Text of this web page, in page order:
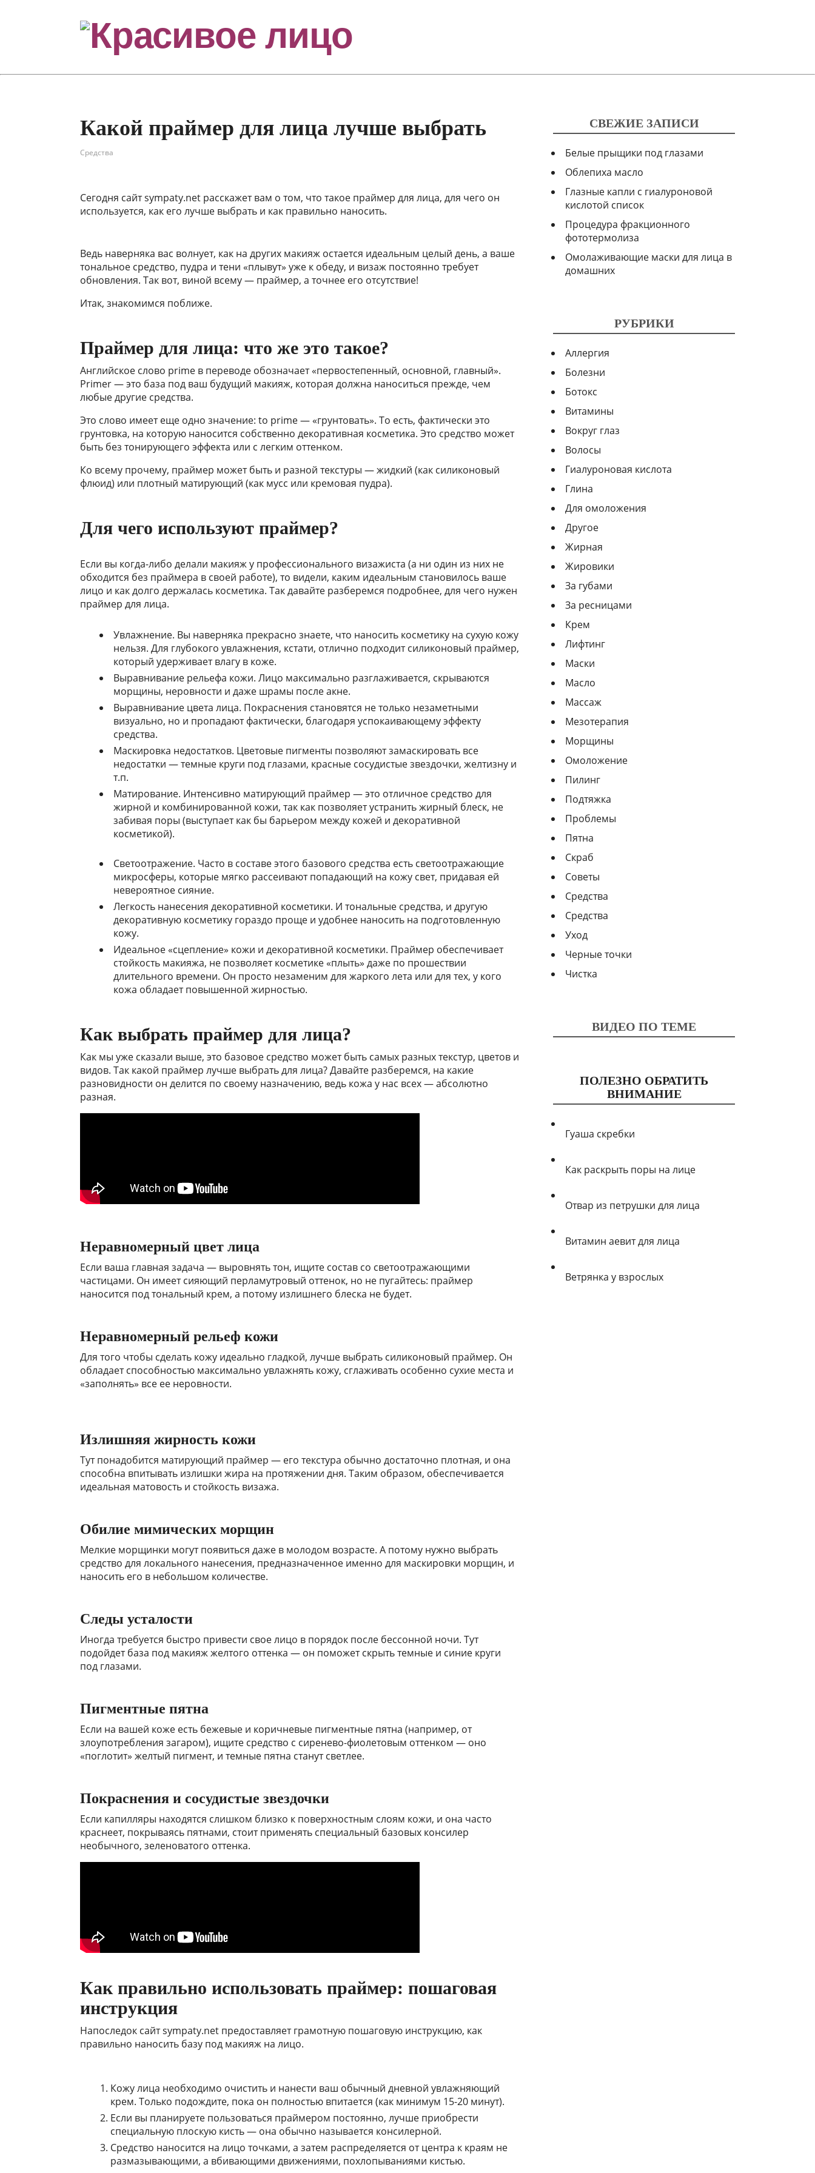
Какой праймер для лица лучше выбрать
Средства
Сегодня сайт sympaty.net расскажет вам о том, что такое праймер для лица, для чего он
используется, как его лучше выбрать и как правильно наносить.
Ведь наверняка вас волнует, как на других макияж остается идеальным целый день, а ваше
тональное средство, пудра и тени «плывут» уже к обеду, и визаж постоянно требует
обновления. Так вот, виной всему — праймер, а точнее его отсутствие!
Итак, знакомимся поближе.
Праймер для лица: что же это такое?
Английское слово prime в переводе обозначает «первостепенный, основной, главный».
Primer — это база под ваш будущий макияж, которая должна наноситься прежде, чем
любые другие средства.
Это слово имеет еще одно значение: to prime — «грунтовать». То есть, фактически это
грунтовка, на которую наносится собственно декоративная косметика. Это средство может
быть без тонирующего эффекта или с легким оттенком.
Ко всему прочему, праймер может быть и разной текстуры — жидкий (как силиконовый
флюид) или плотный матирующий (как мусс или кремовая пудра).
Для чего используют праймер?
Если вы когда-либо делали макияж у профессионального визажиста (а ни один из них не
обходится без праймера в своей работе), то видели, каким идеальным становилось ваше
лицо и как долго держалась косметика. Так давайте разберемся подробнее, для чего нужен
праймер для лица.
Увлажнение. Вы наверняка прекрасно знаете, что наносить косметику на сухую кожу
нельзя. Для глубокого увлажнения, кстати, отлично подходит силиконовый праймер,
который удерживает влагу в коже.
Выравнивание рельефа кожи. Лицо максимально разглаживается, скрываются
морщины, неровности и даже шрамы после акне.
Выравнивание цвета лица. Покраснения становятся не только незаметными
визуально, но и пропадают фактически, благодаря успокаивающему эффекту
средства.
Маскировка недостатков. Цветовые пигменты позволяют замаскировать все
недостатки — темные круги под глазами, красные сосудистые звездочки, желтизну и
т.п.
Матирование. Интенсивно матирующий праймер — это отличное средство для
жирной и комбинированной кожи, так как позволяет устранить жирный блеск, не
забивая поры (выступает как бы барьером между кожей и декоративной
косметикой).
Светоотражение. Часто в составе этого базового средства есть светоотражающие
микросферы, которые мягко рассеивают попадающий на кожу свет, придавая ей
невероятное сияние.
Легкость нанесения декоративной косметики. И тональные средства, и другую
декоративную косметику гораздо проще и удобнее наносить на подготовленную
кожу.
Идеальное «сцепление» кожи и декоративной косметики. Праймер обеспечивает
стойкость макияжа, не позволяет косметике «плыть» даже по прошествии
длительного времени. Он просто незаменим для жаркого лета или для тех, у кого
кожа обладает повышенной жирностью.
Как выбрать праймер для лица?
Как мы уже сказали выше, это базовое средство может быть самых разных текстур, цветов и
видов. Так какой праймер лучше выбрать для лица? Давайте разберемся, на какие
разновидности он делится по своему назначению, ведь кожа у нас всех — абсолютно
разная.
Неравномерный цвет лица
Если ваша главная задача — выровнять тон, ищите состав со светоотражающими
частицами. Он имеет сияющий перламутровый оттенок, но не пугайтесь: праймер
наносится под тональный крем, а потому излишнего блеска не будет.
Неравномерный рельеф кожи
Для того чтобы сделать кожу идеально гладкой, лучше выбрать силиконовый праймер. Он
обладает способностью максимально увлажнять кожу, сглаживать особенно сухие места и
«заполнять» все ее неровности.
Излишняя жирность кожи
Тут понадобится матирующий праймер — его текстура обычно достаточно плотная, и она
способна впитывать излишки жира на протяжении дня. Таким образом, обеспечивается
идеальная матовость и стойкость визажа.
Обилие мимических морщин
Мелкие морщинки могут появиться даже в молодом возрасте. А потому нужно выбрать
средство для локального нанесения, предназначенное именно для маскировки морщин, и
наносить его в небольшом количестве.
Следы усталости
Иногда требуется быстро привести свое лицо в порядок после бессонной ночи. Тут
подойдет база под макияж желтого оттенка — он поможет скрыть темные и синие круги
под глазами.
Пигментные пятна
Если на вашей коже есть бежевые и коричневые пигментные пятна (например, от
злоупотребления загаром), ищите средство с сиренево-фиолетовым оттенком — оно
«поглотит» желтый пигмент, и темные пятна станут светлее.
Покраснения и сосудистые звездочки
Если капилляры находятся слишком близко к поверхностным слоям кожи, и она часто
краснеет, покрываясь пятнами, стоит применять специальный базовых консилер
необычного, зеленоватого оттенка.
Как правильно использовать праймер: пошаговая
инструкция
Напоследок сайт sympaty.net предоставляет грамотную пошаговую инструкцию, как
правильно наносить базу под макияж на лицо.
Кожу лица необходимо очистить и нанести ваш обычный дневной увлажняющий
крем. Только подождите, пока он полностью впитается (как минимум 15-20 минут).
Если вы планируете пользоваться праймером постоянно, лучше приобрести
специальную плоскую кисть — она обычно называется консилерной.
Средство наносится на лицо точками, а затем распределяется от центра к краям не
размазывающими, а вбивающими движениями, похлопываниями кистью.
СВЕЖИЕ ЗАПИСИ
Белые прыщики под глазами
Облепиха масло
Глазные капли с гиалуроновой
кислотой список
Процедура фракционного
фототермолиза
Омолаживающие маски для лица в
домашних
РУБРИКИ
Аллергия
Болезни
Ботокс
Витамины
Вокруг глаз
Волосы
Гиалуроновая кислота
Глина
Для омоложения
Другое
Жирная
Жировики
За губами
За ресницами
Крем
Лифтинг
Маски
Масло
Массаж
Мезотерапия
Морщины
Омоложение
Пилинг
Подтяжка
Проблемы
Пятна
Скраб
Советы
Средства
Средства
Уход
Черные точки
Чистка
ВИДЕО ПО ТЕМЕ
ПОЛЕЗНО ОБРАТИТЬ
ВНИМАНИЕ
Гуаша скребки
Как раскрыть поры на лице
Отвар из петрушки для лица
Витамин аевит для лица
Ветрянка у взрослых